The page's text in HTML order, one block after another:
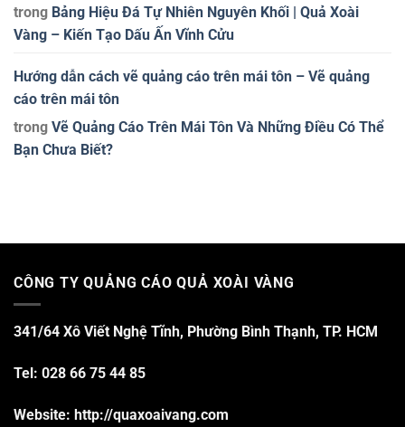
trong Bảng Hiệu Đá Tự Nhiên Nguyên Khối | Quả Xoài
Vàng – Kiến Tạo Dấu Ấn Vĩnh Cửu
Hướng dẫn cách vẽ quảng cáo trên mái tôn – Vẽ quảng
cáo trên mái tôn
trong Vẽ Quảng Cáo Trên Mái Tôn Và Những Điều Có Thể
Bạn Chưa Biết?
CÔNG TY QUẢNG CÁO QUẢ XOÀI VÀNG
341/64 Xô Viết Nghệ Tĩnh, Phường Bình Thạnh, TP. HCM
Tel: 028 66 75 44 85
Website: http://quaxoaivang.com